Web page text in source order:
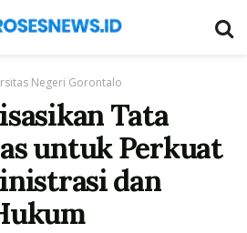
Negeri Gorontalo
Tata
untuk Perkuat
dan